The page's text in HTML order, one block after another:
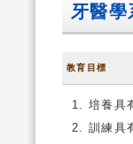
牙醫學
教育目標
培養具
訓練具